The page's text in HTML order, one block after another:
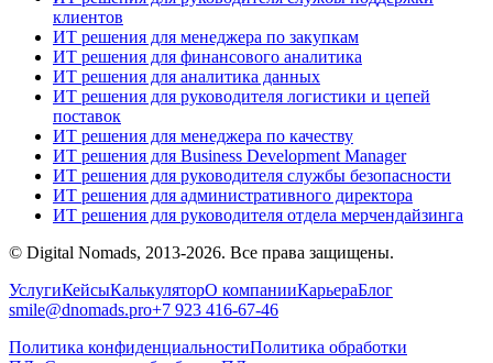
клиентов
ИТ решения для менеджера по закупкам
ИТ решения для финансового аналитика
ИТ решения для аналитика данных
ИТ решения для руководителя логистики и цепей
поставок
ИТ решения для менеджера по качеству
ИТ решения для Business Development Manager
ИТ решения для руководителя службы безопасности
ИТ решения для административного директора
ИТ решения для руководителя отдела мерчендайзинга
© Digital Nomads, 2013-2026. Все права защищены.
УслугиКейсыКалькуляторО компанииКарьераБлог
smile@dnomads.pro+7 923 416-67-46
Политика конфиденциальностиПолитика обработки